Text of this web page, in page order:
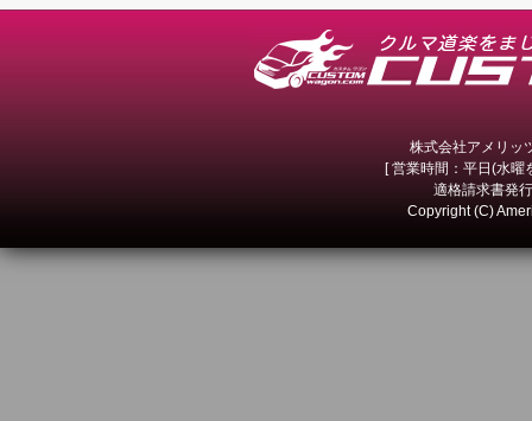
株式会社アメリ
[ 営業時間：平日(水
適格請求書発
Copyright (C)